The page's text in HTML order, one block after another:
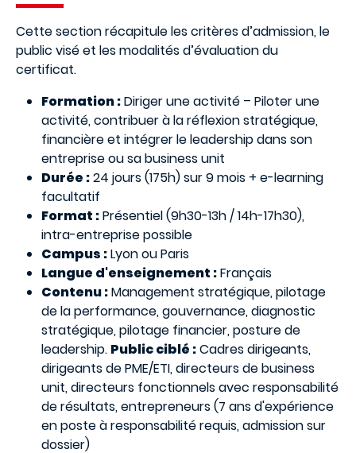
Cette section récapitule les critères d’admission, le
public visé et les modalités d’évaluation du
certificat.
Formation :Diriger une activité – Piloter une
activité, contribuer à la réflexion stratégique,
financière et intégrer le leadership dans son
entreprise ou sa business unit
Durée :24 jours (175h) sur 9 mois + e-learning
facultatif
Format :Présentiel (9h30-13h / 14h-17h30),
intra-entreprise possible
Campus :Lyon ou Paris
Langue d'enseignement :Français
Contenu :Management stratégique, pilotage
de la performance, gouvernance, diagnostic
stratégique, pilotage financier, posture de
leadership. Public ciblé :Cadres dirigeants,
dirigeants de PME/ETI, directeurs de business
unit, directeurs fonctionnels avec responsabilité
de résultats, entrepreneurs (7 ans d'expérience
en poste à responsabilité requis, admission sur
dossier)